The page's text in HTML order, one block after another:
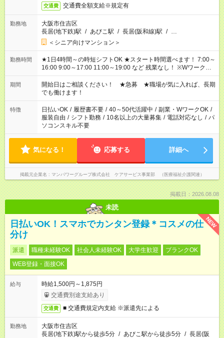
交通費 交通費全額支給※規定有
勤務地
大阪市住吉区
長居(地下鉄)駅 / あびこ駅 / 長居(阪和線)駅 / …
＜シニア向けマンション＞
勤務時間
★1日4時間～の時短シフトOK ★スタート時間選べます！ 7:00～
16:00 9:00～17:00 11:00～19:00 など 残業なし！ ※Wワークの
場合、他のお仕事と合わせ週40時間超の就業はご案内できませ
ん ※法令に基づき、週20時間以上勤務は社会保険への加入対象
となります ※労働者派遣法（日雇い派遣の原則禁止）により、
短時間・短期間の就業はご案内が難しい場合があります
期間
開始日はご相談ください！ ★急募 ★職場が気に入れば、長期
でも働けます！
特徴 日払いOK / 履歴書不要 / 40～50代活躍中 / 副業・WワークOK /
服装自由 / シフト勤務 / 10名以上の大量募集 / 電話対応なし / パ
ソコンスキル不要
気になる！ 応募する 詳細へ
掲載元企業名 マンパワーグループ株式会社 ケアサービス事業部 （医療福祉介護関連）
掲載日：2026.08.08
未読
NEW
日払いOK！スマホでカンタン登録＊コスメの仕
分け
派遣 職種未経験OK 社会人未経験OK 大学生歓迎
ブランクOK
WEB登録・面接OK
給与
時給1,500円～1,875円
交通費別途支給あり
交通費 ■ 交通費規定内支給 ※派遣先による
勤務地
大阪市住吉区
長居(地下鉄)駅から徒歩5分 / あびこ駅から徒歩5分 / 長居(阪